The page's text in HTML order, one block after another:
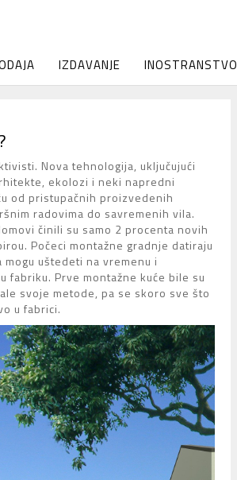
IZDAVANJE INOSTRANSTVO
Nova tehnologija, uključujući
ekolozi i neki napredni
od pristupačnih proizvedenih
radovima do savremenih vila.
činili su samo 2 procenta novih
Počeci montažne gradnje datiraju
uštedeti na vremenu i
fabriku. Prve montažne kuće bile su
svoje metode, pa se skoro sve što
u fabrici.